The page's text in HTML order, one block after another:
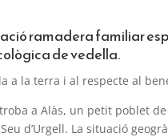
ramadera familiar
de vedella.
a la terra i al respecte al
a Alàs, un petit poblet
d’Urgell. La situació